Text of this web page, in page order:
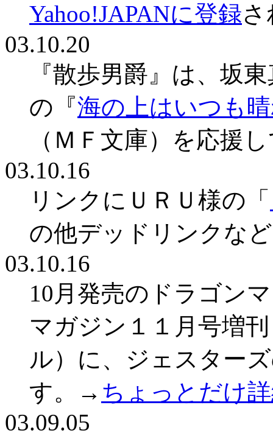
Yahoo!JAPANに登録
03.10.20
『散歩男爵』は、坂
の『海の上はいつも
（ＭＦ文庫）を応援
03.10.16
リンクにＵＲＵ様の「
の他デッドリンクな
03.10.16
10月発売のドラゴン
マガジン１１月号増
ル）に、ジェスター
す。→ ちょっとだけ
03.09.05